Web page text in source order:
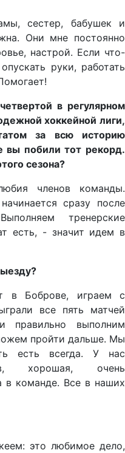
сестер, бабушек и
Они мне постоянно
настрой. Если что-
руки, работать
в регулярном
хоккейной лиги,
за всю историю
вы побили тот рекорд.
сезона?
членов команды.
сразу после
тренерские
есть, - значит идем в
в Боброве, играем с
все пять матчей
выполним
пройти дальше. Мы
есть всегда. У нас
хорошая, очень
в команде. Все в наших
это любимое дело,